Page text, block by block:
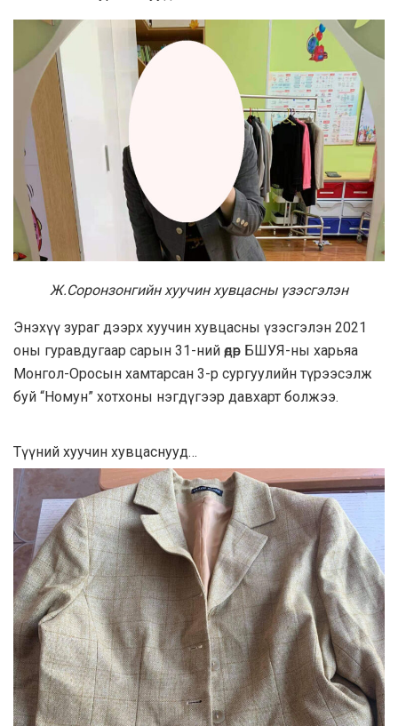
Ж.Соронзонгийн хуучин хувцасны үзэсгэлэн
Энэхүү зураг дээрх хуучин хувцасны үзэсгэлэн 2021
оны гуравдугаар сарын 31-ний өдөр БШУЯ-ны харьяа
Монгол-Оросын хамтарсан 3-р сургуулийн түрээсэлж
буй “Номун” хотхоны нэгдүгээр давхарт болжээ.
Түүний хуучин хувцаснууд…